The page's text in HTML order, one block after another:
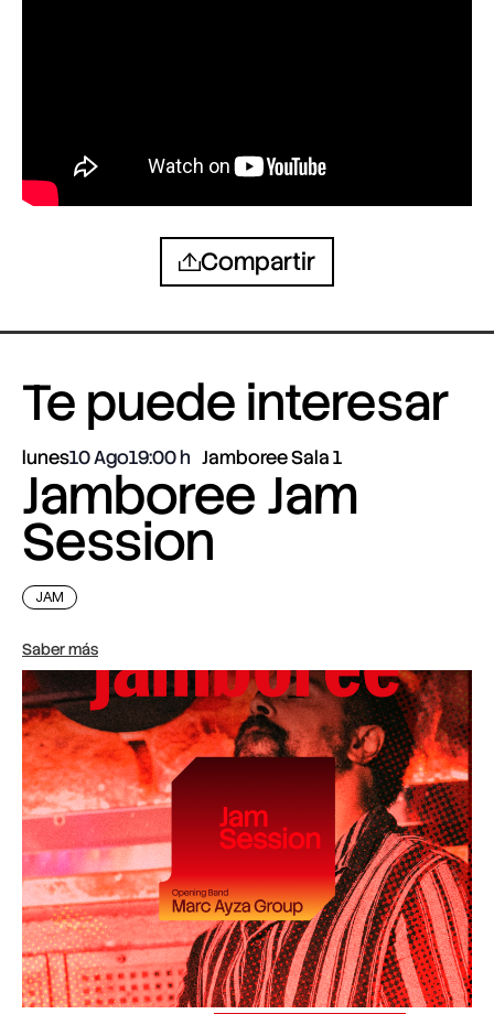
Compartir
Te puede interesar
lunes10 Ago19:00 Jamboree Sala 1
Jamboree Jam
Session
JAM
Saber más